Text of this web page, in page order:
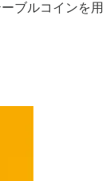
ブルコインを用